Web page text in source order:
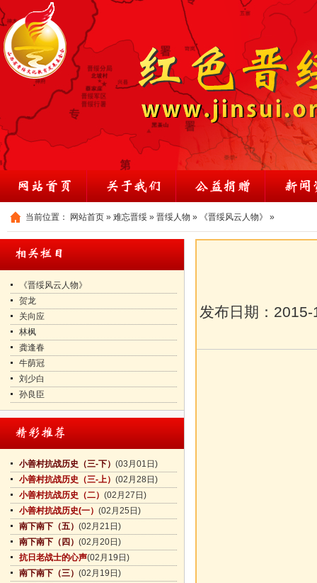
当前位置： 网站首页 » 难忘晋绥 » 晋绥人物 » 《晋绥风云人物》 »
《晋绥风云人物》
贺龙
关向应
林枫
龚逢春
牛荫冠
刘少白
孙良臣
小善村抗战历史（三-下） (03月01日)
小善村抗战历史（三-上） (02月28日)
小善村抗战历史（二） (02月27日)
小善村抗战历史(一） (02月25日)
南下南下（五） (02月21日)
南下南下（四） (02月20日)
抗日老战士的心声(02月19日)
南下南下（三） (02月19日)
发布日期： 2015-